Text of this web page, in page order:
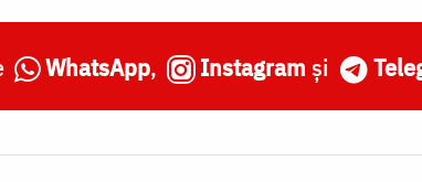
WhatsApp, Instagram și